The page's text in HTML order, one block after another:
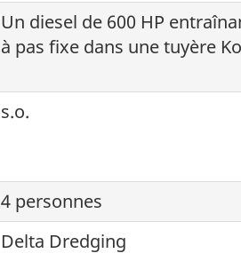
Un diesel de 600 HP
à pas fixe dans une tuyère
s.o.
4 personnes
Delta Dredging